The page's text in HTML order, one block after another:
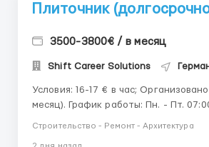
Плиточник
3500-3800€ / в месяц
Shift Career Solutions
Условия: 16-17 € в час; Организовано жильё (350€ в
месяц). График работы: Пн. - Пт. 07:00-17:00, Сб. -
Строительство - Ремонт - Архитектура